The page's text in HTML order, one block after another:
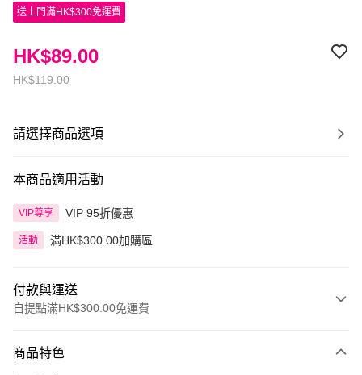
送上門滿HK$300免運費
HK$119.00
HK$89.00
請選擇商品選項
本商品適用活動
VIP尊享 VIP 95折優惠
活動 滿HK$300.00加購區
付款與運送
自提點滿HK$300.00免運費
信用卡
商品特色